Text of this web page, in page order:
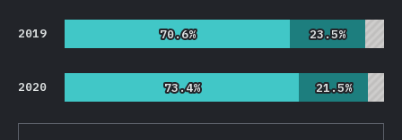
2019 70.6%
70.6% 23.5%
23.5%
2020 73.4%
73.4% 21.5%
21.5%